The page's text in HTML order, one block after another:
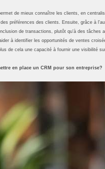
de mieux connaître les clients, en
préférences des clients. Ensuite, grâce à
de transactions, plutôt qu'à des tâches
à identifier les opportunités de ventes
de cela une capacité à fournir une visibilité
en place un CRM pour son entreprise?